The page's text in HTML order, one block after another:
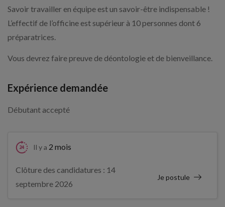
Savoir travailler en équipe est un savoir-être indispensable !
L’effectif de l’officine est supérieur à 10 personnes dont 6
préparatrices.
Vous devrez faire preuve de déontologie et de bienveillance.
Expérience demandée
Débutant accepté
Il y a 2 mois
Clôture des candidatures : 14
septembre 2026
Je postule